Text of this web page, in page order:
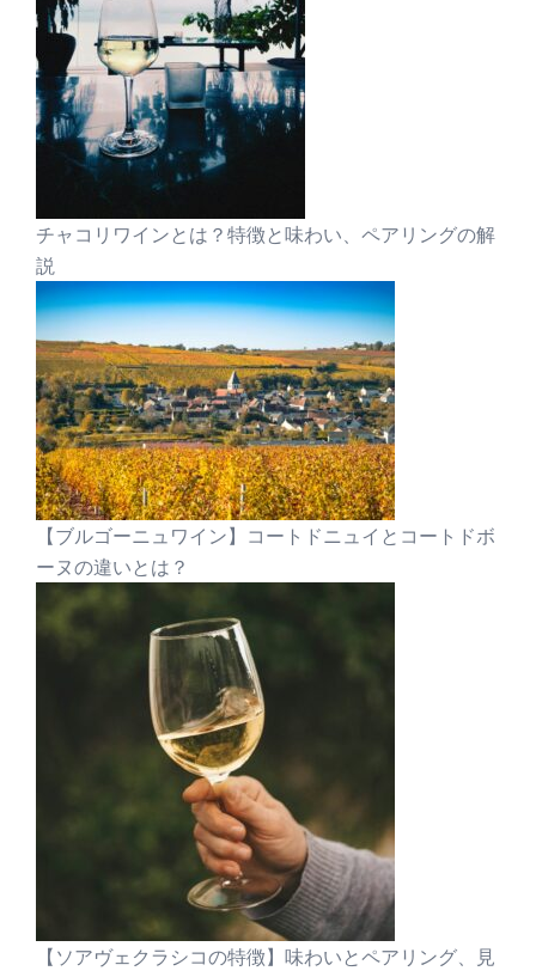
チャコリワインとは？特徴と味わい、ペアリングの解
説
【ブルゴーニュワイン】コートドニュイとコートドボ
ーヌの違いとは？
【ソアヴェクラシコの特徴】味わいとペアリング、見